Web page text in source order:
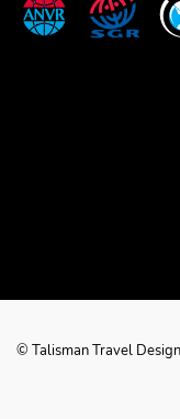
© Talisman Travel Design